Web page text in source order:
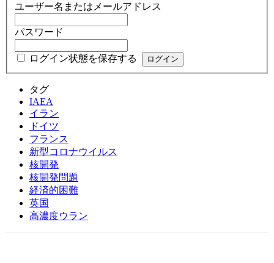
ユーザー名またはメールアドレス
パスワード
ログイン状態を保存する
タグ
IAEA
イラン
ドイツ
フランス
新型コロナウイルス
核開発
核開発問題
経済的困難
英国
高濃度ウラン